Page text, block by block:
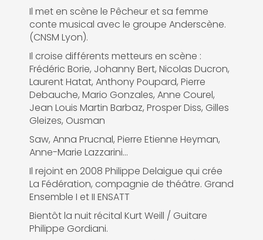
Il met en scène le Pêcheur et sa femme
conte musical avec le groupe Anderscène.
(CNSM Lyon).
Il croise différents metteurs en scène :
Frédéric Borie, Johanny Bert, Nicolas Ducron,
Laurent Hatat, Anthony Poupard, Pierre
Debauche, Mario Gonzales, Anne Courel,
Jean Louis Martin Barbaz, Prosper Diss, Gilles
Gleizes, Ousman
Saw, Anna Prucnal, Pierre Etienne Heyman,
Anne-Marie Lazzarini...
Il rejoint en 2008 Philippe Delaigue qui crée
La Fédération, compagnie de théâtre. Grand
Ensemble I et II ENSATT
Bientôt la nuit récital Kurt Weill / Guitare
Philippe Gordiani.